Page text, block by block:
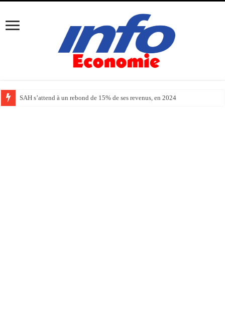
SAH s’attend à un rebond de 15% de ses revenus, en 2024